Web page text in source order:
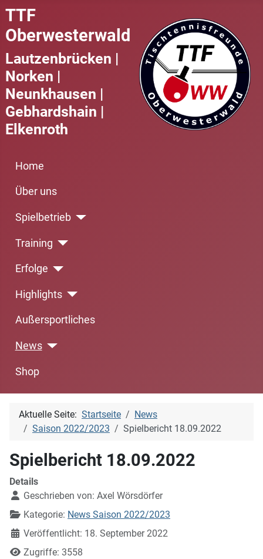
TTF
Oberwesterwald
Lautzenbrücken |
Norken |
Neunkhausen |
Gebhardshain |
Elkenroth
Home
Über uns
Spielbetrieb
Training
Erfolge
Highlights
Außersportliches
News
Shop
Aktuelle Seite: Startseite
News
Saison 2022/2023
Spielbericht 18.09.2022
Spielbericht 18.09.2022
Details
Geschrieben von: Axel Wörsdörfer
Kategorie: News Saison 2022/2023
Veröffentlicht: 18. September 2022
Zugriffe: 3558